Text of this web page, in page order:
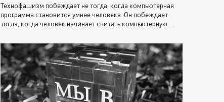
Технофашизм побеждает не тогда, когда компьютерная
программа становится умнее человека. Он побеждает
тогда, когда человек начинает считать компьютерную